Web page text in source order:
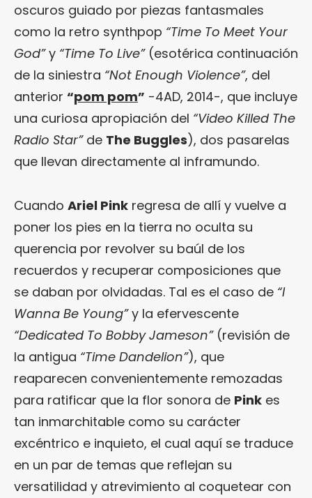
oscuros guiado por piezas fantasmales
como la retro synthpop “Time To Meet Your
God”y “Time To Live”(esotérica continuación
de la siniestra “Not Enough Violence”, del
anterior “pom pom” -4AD, 2014-, que incluye
una curiosa apropiación del “Video Killed The
Radio Star”de The Buggles), dos pasarelas
que llevan directamente al inframundo.
Cuando Ariel Pink regresa de allí y vuelve a
poner los pies en la tierra no oculta su
querencia por revolver su baúl de los
recuerdos y recuperar composiciones que
se daban por olvidadas. Tal es el caso de “I
Wanna Be Young”y la efervescente
“Dedicated To Bobby Jameson”(revisión de
la antigua “Time Dandelion”), que
reaparecen convenientemente remozadas
para ratificar que la flor sonora de Pink es
tan inmarchitable como su carácter
excéntrico e inquieto, el cual aquí se traduce
en un par de temas que reflejan su
versatilidad y atrevimiento al coquetear con